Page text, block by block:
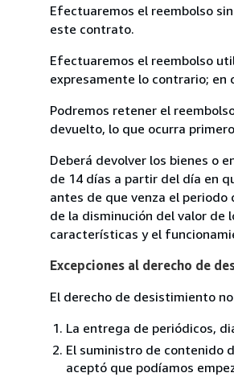
Efectuaremos el reembolso
este contrato.
Efectuaremos el reembolso
expresamente lo contrario; en
Podremos retener el
devuelto, lo que ocurra
Deberá devolver los bienes o
de 14 días a partir del día en
antes de que venza el
de la disminución del valor de
características y el
Excepciones al derecho de
El derecho de desistimiento
La entrega de periódicos,
El suministro de contenido
aceptó que podíamos